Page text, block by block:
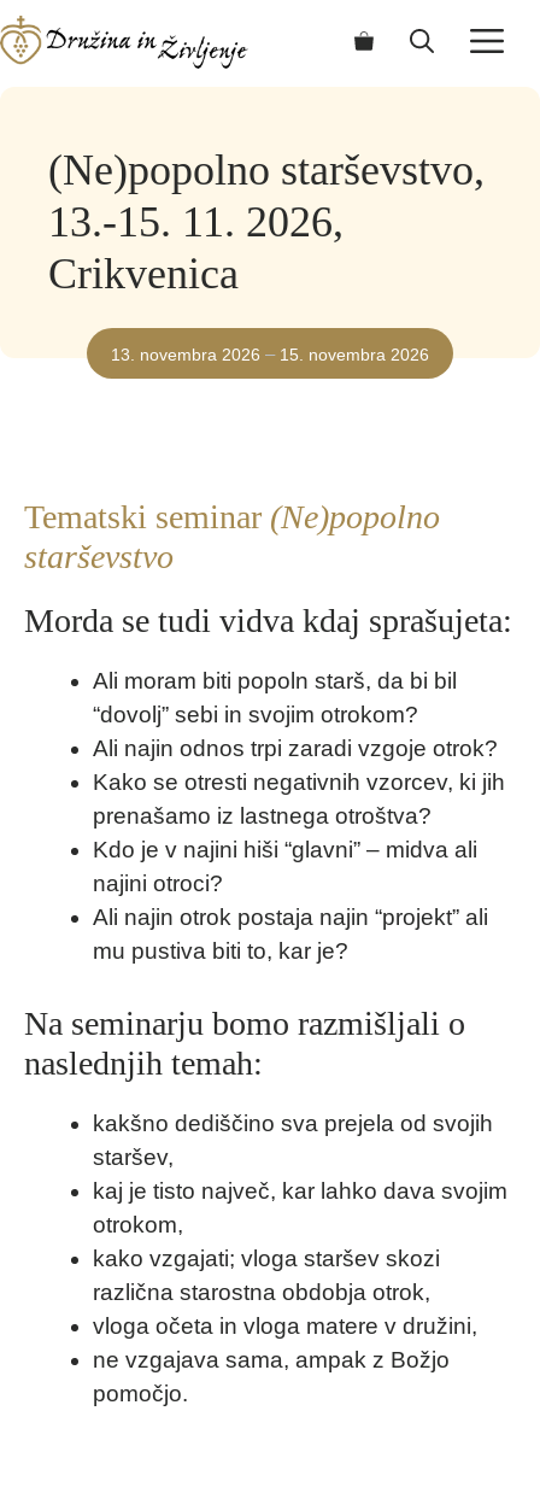
Skip
to
(Ne)popolno starševstvo,
13.-15. 11. 2026,
Crikvenica
13. novembra 2026 – 15. novembra 2026
Tematski seminar (Ne)popolno
starševstvo
Morda se tudi vidva kdaj sprašujeta:
Ali moram biti popoln starš, da bi bil
“dovolj” sebi in svojim otrokom?
Ali najin odnos trpi zaradi vzgoje otrok?
Kako se otresti negativnih vzorcev, ki jih
prenašamo iz lastnega otroštva?
Kdo je v najini hiši “glavni” – midva ali
najini otroci?
Ali najin otrok postaja najin “projekt” ali
mu pustiva biti to, kar je?
Na seminarju bomo razmišljali o
naslednjih temah:
kakšno dediščino sva prejela od svojih
staršev,
kaj je tisto največ, kar lahko dava svojim
otrokom,
kako vzgajati; vloga staršev skozi
različna starostna obdobja otrok,
vloga očeta in vloga matere v družini,
ne vzgajava sama, ampak z Božjo
pomočjo.